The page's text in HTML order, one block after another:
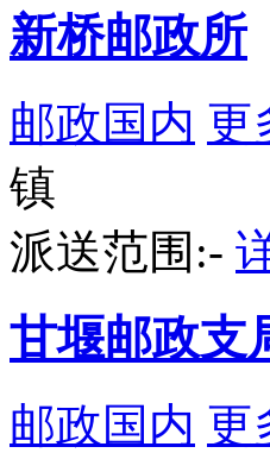
新桥邮政所
邮政国内 更
镇
派送范围:-
甘堰邮政支
邮政国内 更